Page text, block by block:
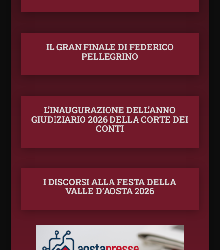
IL GRAN FINALE DI FEDERICO
PELLEGRINO
L’INAUGURAZIONE DELL’ANNO
GIUDIZIARIO 2026 DELLA CORTE DEI
CONTI
I DISCORSI ALLA FESTA DELLA
VALLE D’AOSTA 2026